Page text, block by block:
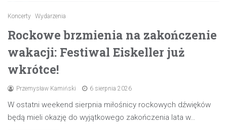
Koncerty Wydarzenia
Rockowe brzmienia na zakończenie
wakacji: Festiwal Eiskeller już
wkrótce!
Przemysław Kamiński 6 sierpnia 2026
W ostatni weekend sierpnia miłośnicy rockowych dźwięków
będą mieli okazję do wyjątkowego zakończenia lata w…